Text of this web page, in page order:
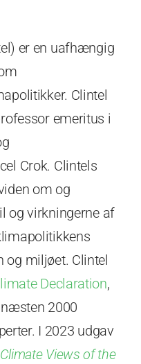
er en uafhængig
Clintel
emeritus i
Crok. Clintels
om og
og virkningerne af
og miljøet. Clintel
Declaration,
2000
I 2023 udgav
Views of the